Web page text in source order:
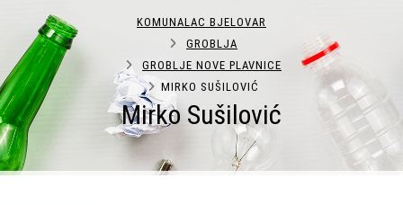
Mirko Sušilović
KOMUNALAC BJELOVAR
GROBLJA
GROBLJE NOVE PLAVNICE
MIRKO SUŠILOVIĆ